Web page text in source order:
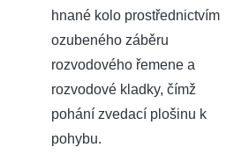
hnané kolo prostřednictvím
ozubeného záběru
rozvodového řemene a
rozvodové kladky, čímž
pohání zvedací plošinu k
pohybu.